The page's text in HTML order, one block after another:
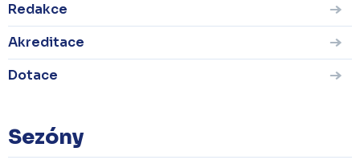
Redakce
Akreditace
Dotace
Sezóny